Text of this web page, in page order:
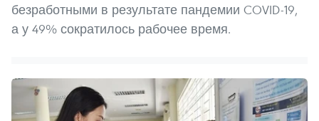
безработными в результате пандемии COVID-19,
а у 49% сократилось рабочее время.